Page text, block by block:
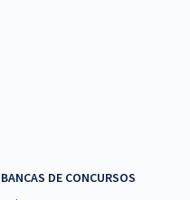
BANCAS DE CONCURSOS